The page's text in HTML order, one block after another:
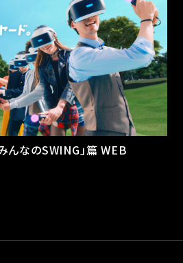
んなのSWING」篇 WEB